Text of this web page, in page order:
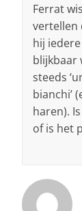
Ferrat
vertellen
hij
blijkbaar
steeds
bianchi’
haren).
of is het